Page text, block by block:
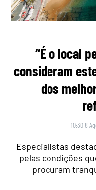
“É o local
consideram
dos
10:30 8
Especialistas
pelas condições
procuram